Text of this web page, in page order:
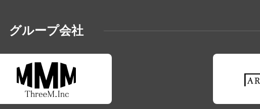
グループ会社